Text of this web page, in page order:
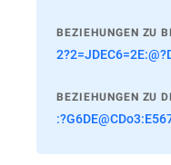
BEZIEHUNGEN ZU
BEZIEHUNGEN ZU